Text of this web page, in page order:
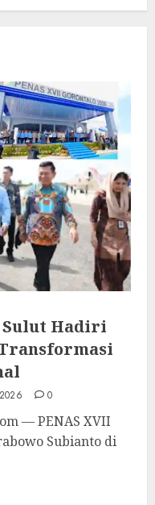
Sulut Hadiri
0
— PENAS XVII
Subianto di